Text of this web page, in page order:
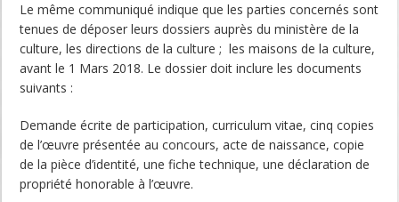
Le même communiqué indique que les parties concernés sont
tenues de déposer leurs dossiers auprès du ministère de la
culture, les directions de la culture ; les maisons de la culture,
avant le 1 Mars 2018. Le dossier doit inclure les documents
suivants :
Demande écrite de participation, curriculum vitae, cinq copies
de l’œuvre présentée au concours, acte de naissance, copie
de la pièce d’identité, une fiche technique, une déclaration de
propriété honorable à l’œuvre.